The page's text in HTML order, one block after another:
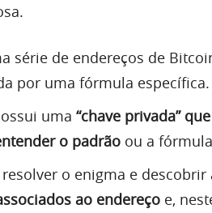
série de endereços de
por uma fórmula específica.
uma “chave privada”
o padrão ou a
o enigma e
ao endereço e,